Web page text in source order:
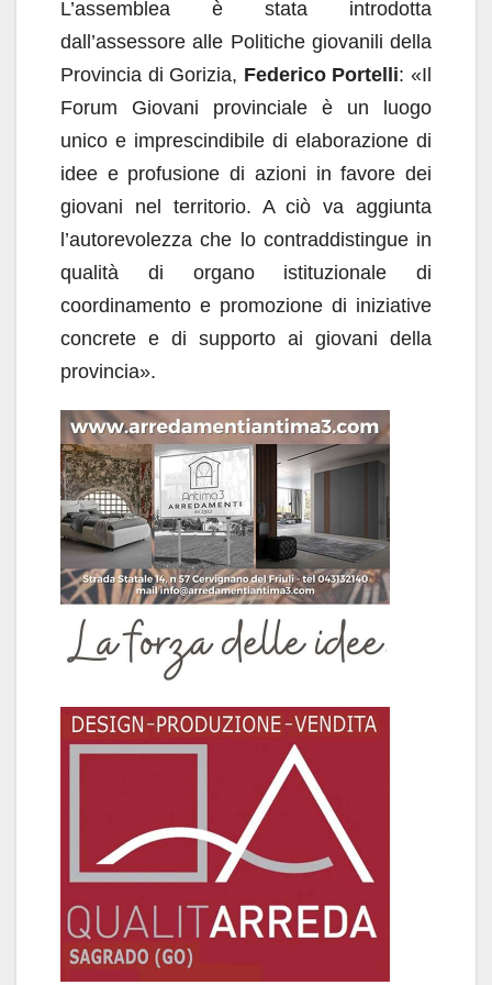
L’assemblea è stata introdotta
dall’assessore alle Politiche giovanili della
Provincia di Gorizia, Federico Portelli: «Il
Forum Giovani provinciale è un luogo
unico e imprescindibile di elaborazione di
idee e profusione di azioni in favore dei
giovani nel territorio. A ciò va aggiunta
l’autorevolezza che lo contraddistingue in
qualità di organo istituzionale di
coordinamento e promozione di iniziative
concrete e di supporto ai giovani della
provincia».